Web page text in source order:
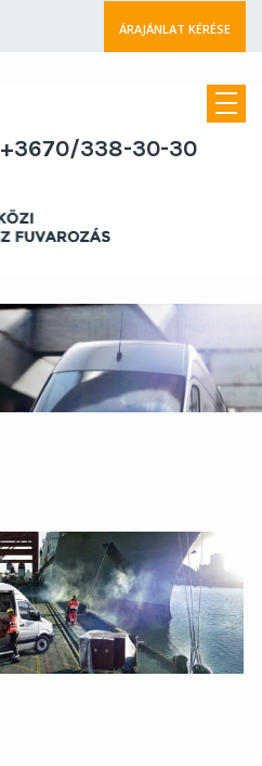
ÁRAJÁNLAT KÉRÉSE
+3670/338-30-30